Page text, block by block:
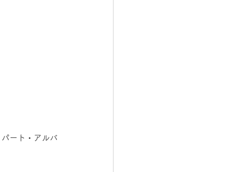
ート・アルバ